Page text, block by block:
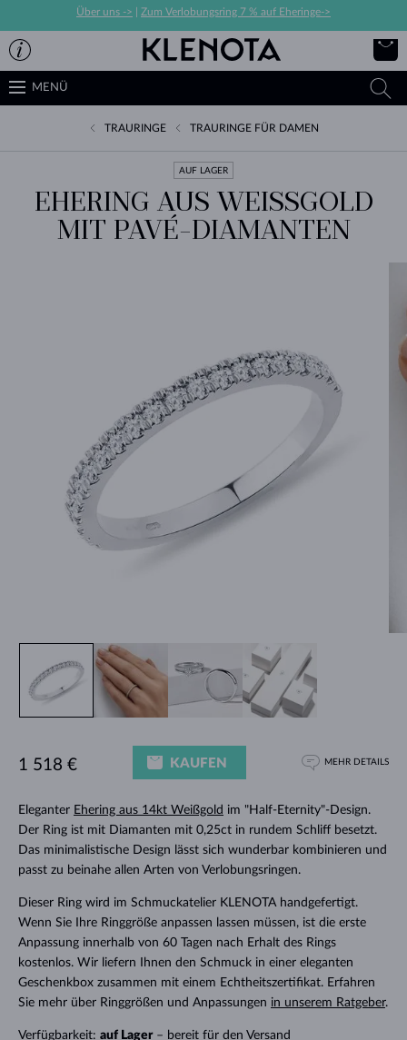
Über uns -> Zum Verlobungsring 7 % auf Eheringe->
MENÜ
TRAURINGE TRAURINGE FÜR DAMEN
AUF LAGER
EHERING AUS WEISSGOLD M
IT PAVÉ-DIAMANTEN
Eleganter Ehering aus 14kt Weißgold im "Half-Eternity"-Design.
Der Ring ist mit Diamanten mit 0,25ct in rundem Schliff besetzt.
Das minimalistische Design lässt sich wunderbar kombinieren und
passt zu beinahe allen Arten von Verlobungsringen.
Dieser Ring wird im Schmuckatelier KLENOTA handgefertigt.
Wenn Sie Ihre Ringgröße anpassen lassen müssen, ist die erste
Anpassung innerhalb von 60 Tagen nach Erhalt des Rings
kostenlos. Wir liefern Ihnen den Schmuck in einer eleganten
Geschenkbox zusammen mit einem Echtheitszertifikat. Erfahren
Sie mehr über Ringgrößen und Anpassungen in unserem Ratgeber.
Verfügbarkeit: auf Lager– bereit für den Versand
1 518 € KAUFEN MEHR DETAILS